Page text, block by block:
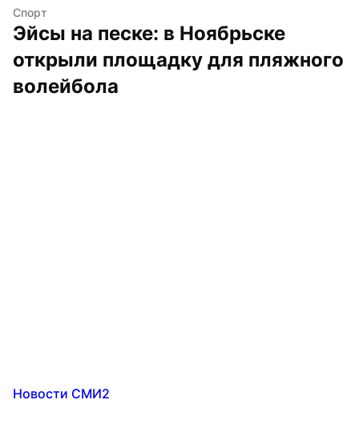
Спорт
Эйсы на песке: в Ноябрьске
открыли площадку для пляжного
волейбола
Новости СМИ2